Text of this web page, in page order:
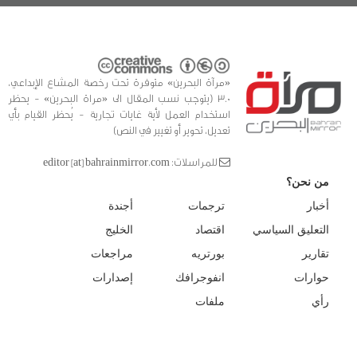
«مرآة البحرين» متوفرة تحت رخصة المشاع الإبداعي،
3.0 (يتوجب نسب المقال الى «مراة البحرين» - يحظر
استخدام العمل لأية غايات تجارية - يُحظر القيام بأي
تعديل، تحوير أو تغيير في النص)
للمراسلات: editor [at] bahrainmirror.com
من نحن؟
أخبار
التعليق السياسي
تقارير
حوارات
رأي
ترجمات
اقتصاد
بورتريه
انفوجرافك
ملفات
أجندة
الخليج
مراجعات
إصدارات